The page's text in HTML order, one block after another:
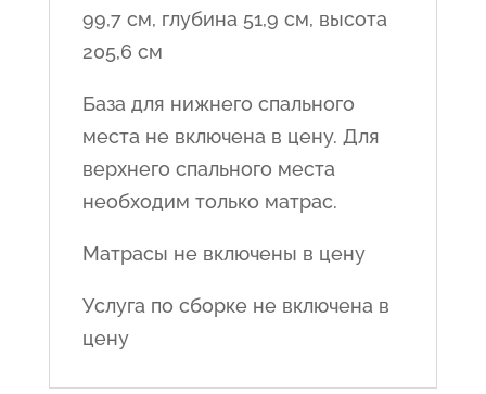
99,7 см, глубина 51,9 см, высота
205,6 см
База для нижнего спального
места не включена в цену. Для
верхнего спального места
необходим только матрас.
Матрасы не включены в цену
Услуга по сборке не включена в
цену